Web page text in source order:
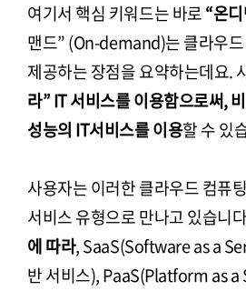
여기서 핵심 키워드는 바로“온
맨드” (On-demand)는 클라우
제공하는 장점을 요약하는데요.
라” IT 서비스를 이용함으로써,
성능의 IT서비스를 이용할 수 있
사용자는 이러한 클라우드 컴퓨
서비스 유형으로 만나고 있습니
에 따라, SaaS(Software as a
반 서비스), PaaS(Platform as a